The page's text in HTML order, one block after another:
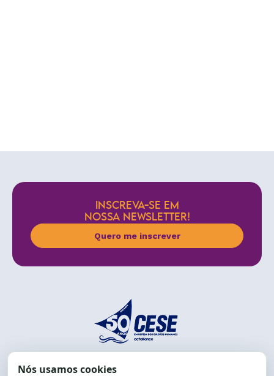
INSCREVA-SE EM
NOSSA NEWSLETTER!
Quero me inscrever
End.: R. da Graça, 150. Graça